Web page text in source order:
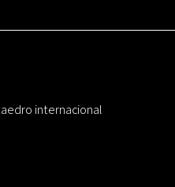
internacional